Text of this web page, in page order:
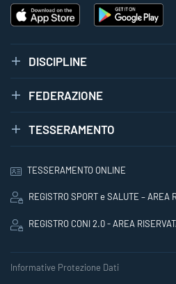
DISCIPLINE
FEDERAZIONE
TESSERAMENTO
TESSERAMENTO ONLINE
REGISTRO SPORT e SALUTE – AREA
REGISTRO CONI 2.0 - AREA
Informative Protezione Dati